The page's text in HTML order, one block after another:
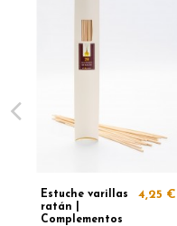
Estuche varillas
ratán |
Complementos
4,25 €